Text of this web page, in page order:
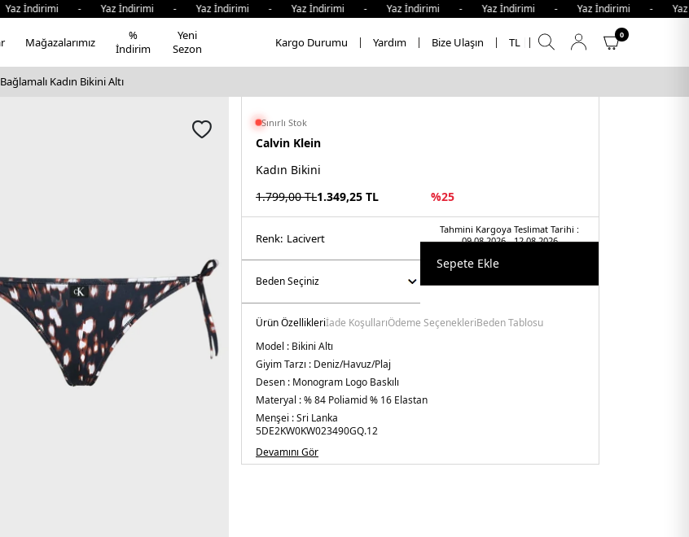
- Yaz İndirimi - Yaz İndirimi - Yaz İndirimi - Yaz İndirimi - Yaz İndirimi - Yaz İndirimi -
Mağazalarımız
%
İndirim
Yeni
Sezon
Kargo Durumu Yardım Bize Ulaşın TL
0
Kadın Bikini Altı
Sınırlı Stok
Calvin Klein
Kadın Bikini
1.799,00TL1.349,25 TL %25
Tahmini Kargoya Teslimat Tarihi :
09.08.2026 - 12.08.2026
Renk: laci̇vert
Sepete Ekle
Ürün Özellikleriİade KoşullarıÖdeme SeçenekleriBeden Tablosu
Model : Bikini Altı
Giyim Tarzı : Deniz/Havuz/Plaj
Desen : Monogram Logo Baskılı
Materyal :% 84 Poliamid % 16 Elastan
Menşei :Sri Lanka
5DE2KW0KW023490GQ.12
Devamını Gör